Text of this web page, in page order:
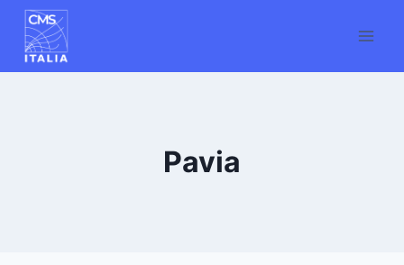
Salta
contenuto
Pavia